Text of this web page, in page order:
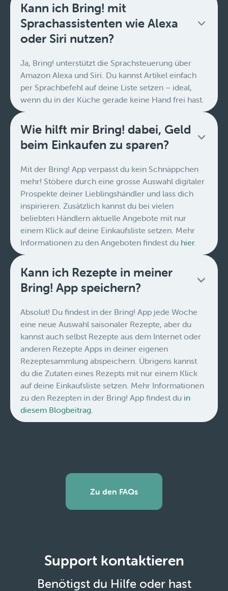
Kann ich Bring! mit
Sprachassistenten wie Alexa
oder Siri nutzen?
Ja, Bring! unterstützt die Sprachsteuerung über
Amazon Alexa und Siri. Du kannst Artikel einfach
per Sprachbefehl auf deine Liste setzen – ideal,
wenn du in der Küche gerade keine Hand frei hast.
Wie hilft mir Bring! dabei, Geld
beim Einkaufen zu sparen?
Mit der Bring! App verpasst du kein Schnäppchen
mehr! Stöbere durch eine grosse Auswahl digitaler
Prospekte deiner Lieblingshändler und lass dich
inspirieren. Zusätzlich kannst du bei vielen
beliebten Händlern aktuelle Angebote mit nur
einem Klick auf deine Einkaufsliste setzen. Mehr
Informationen zu den Angeboten findest du hier.
Kann ich Rezepte in meiner
Bring! App speichern?
Absolut! Du findest in der Bring! App jede Woche
eine neue Auswahl saisonaler Rezepte, aber du
kannst auch selbst Rezepte aus dem Internet oder
anderen Rezepte Apps in deiner eigenen
Rezeptesammlung abspeichern. Übrigens kannst
du die Zutaten eines Rezepts mit nur einem Klick
auf deine Einkaufsliste setzen. Mehr Informationen
zu den Rezepten in der Bring! App findest du in
diesem Blogbeitrag.
Zu den FAQs
Support kontaktieren
Benötigst du Hilfe oder hast